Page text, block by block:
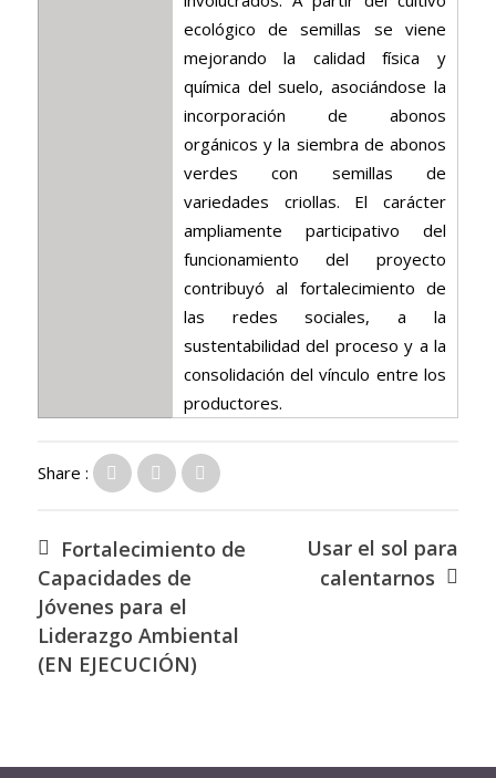
ecológico de semillas se viene
mejorando la calidad física y
química del suelo, asociándose la
incorporación de abonos
orgánicos y la siembra de abonos
verdes con semillas de
variedades criollas. El carácter
ampliamente participativo del
funcionamiento del proyecto
contribuyó al fortalecimiento de
las redes sociales, a la
sustentabilidad del proceso y a la
consolidación del vínculo entre los
productores.
Share :
Fortalecimiento de
Capacidades de
Jóvenes para el
Liderazgo Ambiental
(EN EJECUCIÓN)
Usar el sol para
calentarnos